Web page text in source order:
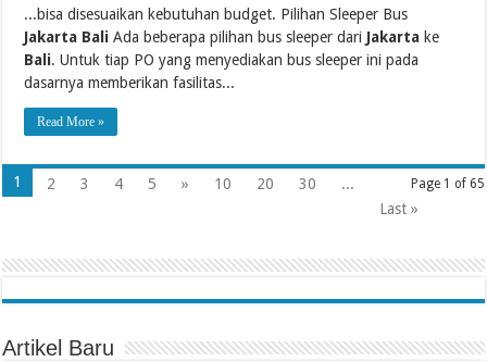
...bisa disesuaikan kebutuhan budget. Pilihan Sleeper Bus
Jakarta Bali Ada beberapa pilihan bus sleeper dari Jakarta ke
Bali. Untuk tiap PO yang menyediakan bus sleeper ini pada
dasarnya memberikan fasilitas...
Read More »
Page 1 of 65
1 2 3 4 5 » 10 20 30
...
Last »
Artikel Baru